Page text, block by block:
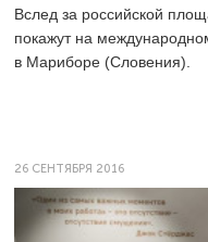
Вслед за российской
покажут на
в Мариборе (Словения).
26 СЕНТЯБРЯ 2016